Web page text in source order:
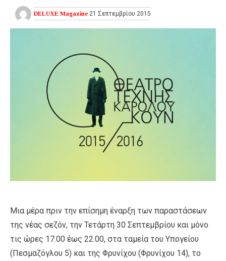
DELUXE Magazine 21 Σεπτεμβρίου 2015
Μια μέρα πριν την επίσημη έναρξη των παραστάσεων
της νέας σεζόν, την Τετάρτη 30 Σεπτεμβρίου και μόνο
τις ώρες 17.00 έως 22.00, στα ταμεία του Υπογείου
(Πεσμαζόγλου 5) και της Φρυνίχου (Φρυνίχου 14), το